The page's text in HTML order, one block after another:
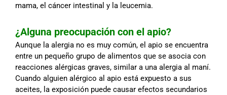
mama, el cáncer intestinal y la leucemia.
¿Alguna preocupación con el apio?
Aunque la alergia no es muy común, el apio se encuentra
entre un pequeño grupo de alimentos que se asocia con
reacciones alérgicas graves, similar a una alergia al maní.
Cuando alguien alérgico al apio está expuesto a sus
aceites, la exposición puede causar efectos secundarios